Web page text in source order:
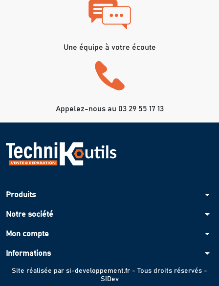
Une équipe à votre écoute
Appelez-nous au 03 29 55 17 13
Produits arrow_drop_down
Notre société arrow_drop_down
Mon compte arrow_drop_down
Informations arrow_drop_down
Site réalisée par si-developpement.fr - Tous droits réservés -
SIDev